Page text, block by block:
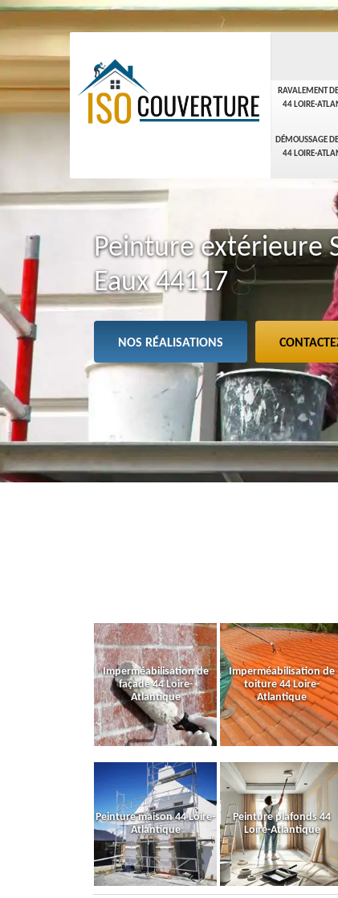
RAVALEMENT
44 LOIRE-
DÉMOUSSAGE
44 LOIRE-
Peinture extérieure
Eaux 44117
NOS RÉALISATIONS
Imperméabilisation de
façade 44 Loire-
Atlantique
Imperméabilisation de
toiture 44 Loire-
Atlantique
Peinture maison 44 Loire-
Atlantique
Peinture plafonds 44
Loire-Atlantique